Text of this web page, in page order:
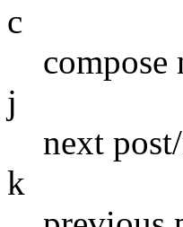
c
compose
j
next
k